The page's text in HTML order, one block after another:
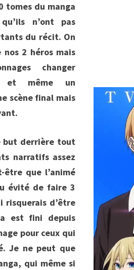
tomes du manga
n’ont pas
du récit. On
2 héros mais
changer
et même un
scène final mais
but derrière tout
narratifs assez
que l’animé
évité de faire 3
risquerais d’être
est fini depuis
pour ceux qui
Je ne peut que
qui même si